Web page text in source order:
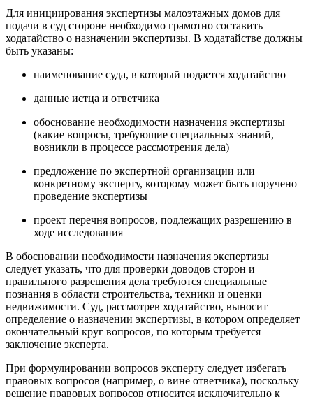
Для инициирования экспертизы малоэтажных домов для
подачи в суд стороне необходимо грамотно составить
ходатайство о назначении экспертизы. В ходатайстве должны
быть указаны:
наименование суда, в который подается ходатайство
данные истца и ответчика
обоснование необходимости назначения экспертизы
(какие вопросы, требующие специальных знаний,
возникли в процессе рассмотрения дела)
предложение по экспертной организации или
конкретному эксперту, которому может быть поручено
проведение экспертизы
проект перечня вопросов, подлежащих разрешению в
ходе исследования
В обосновании необходимости назначения экспертизы
следует указать, что для проверки доводов сторон и
правильного разрешения дела требуются специальные
познания в области строительства, техники и оценки
недвижимости. Суд, рассмотрев ходатайство, выносит
определение о назначении экспертизы, в котором определяет
окончательный круг вопросов, по которым требуется
заключение эксперта.
При формулировании вопросов эксперту следует избегать
правовых вопросов (например, о вине ответчика), поскольку
решение правовых вопросов относится исключительно к